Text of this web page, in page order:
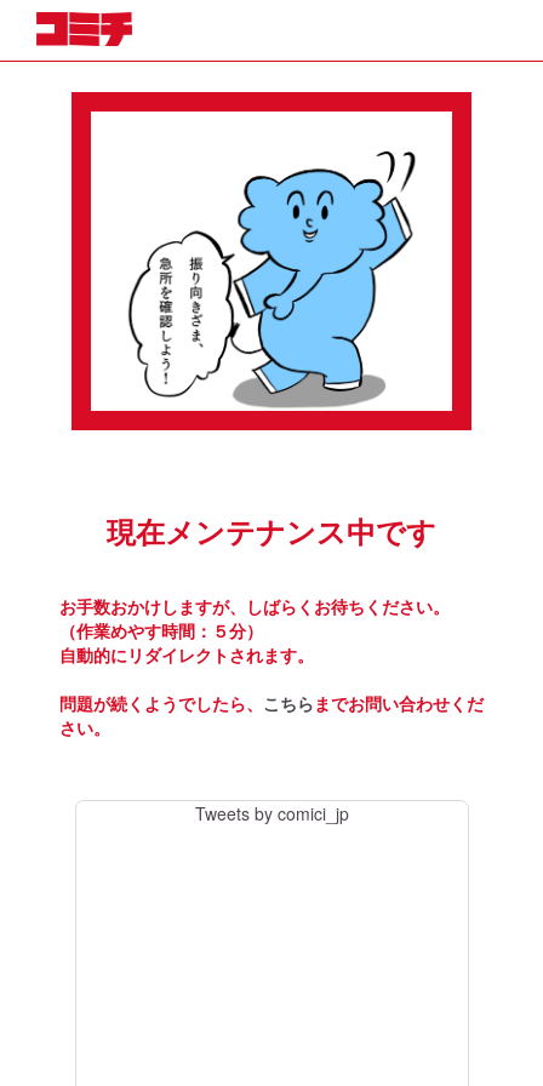
現在メンテナンス中です
お手数おかけしますが、しばらくお待ちください。
（作業めやす時間：５分）
自動的にリダイレクトされます。
問題が続くようでしたら、 こちらまでお問い合わせくだ
さい。
Tweets by comici_jp